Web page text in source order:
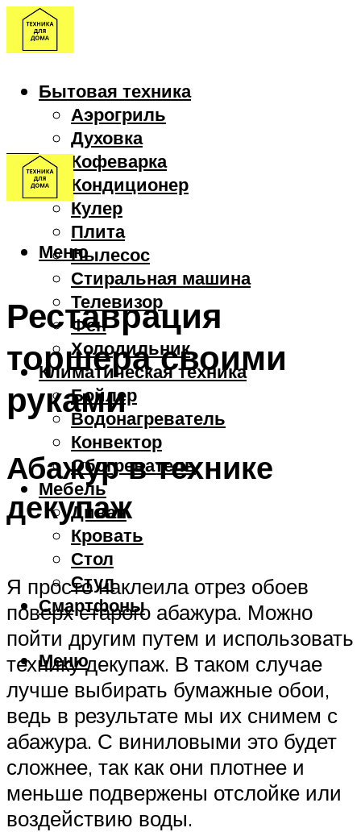
Бытовая техника
Аэрогриль
Духовка
Кофеварка
Кондиционер
Кулер
Плита
Пылесос
Стиральная машина
Телевизор
Фен
Холодильник
Климатическая техника
Бойлер
Водонагреватель
Конвектор
Обогреватель
Мебель
Диван
Кровать
Стол
Стул
Смартфоны
Меню
Меню
Реставрация
торшера своими
руками
Абажур в технике
декупаж
Я просто наклеила отрез обоев
поверх старого абажура. Можно
пойти другим путем и использовать
технику декупаж. В таком случае
лучше выбирать бумажные обои,
ведь в результате мы их снимем с
абажура. С виниловыми это будет
сложнее, так как они плотнее и
меньше подвержены отслойке или
воздействию воды.